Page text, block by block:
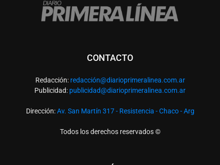
CONTACTO
Redacción: redacción@diarioprimeralinea.com.ar
Publicidad: publicidad@diarioprimeralinea.com.ar
Dirección:Av. San Martín 317 - Resistencia - Chaco - Arg
Todos los derechos reservados ©